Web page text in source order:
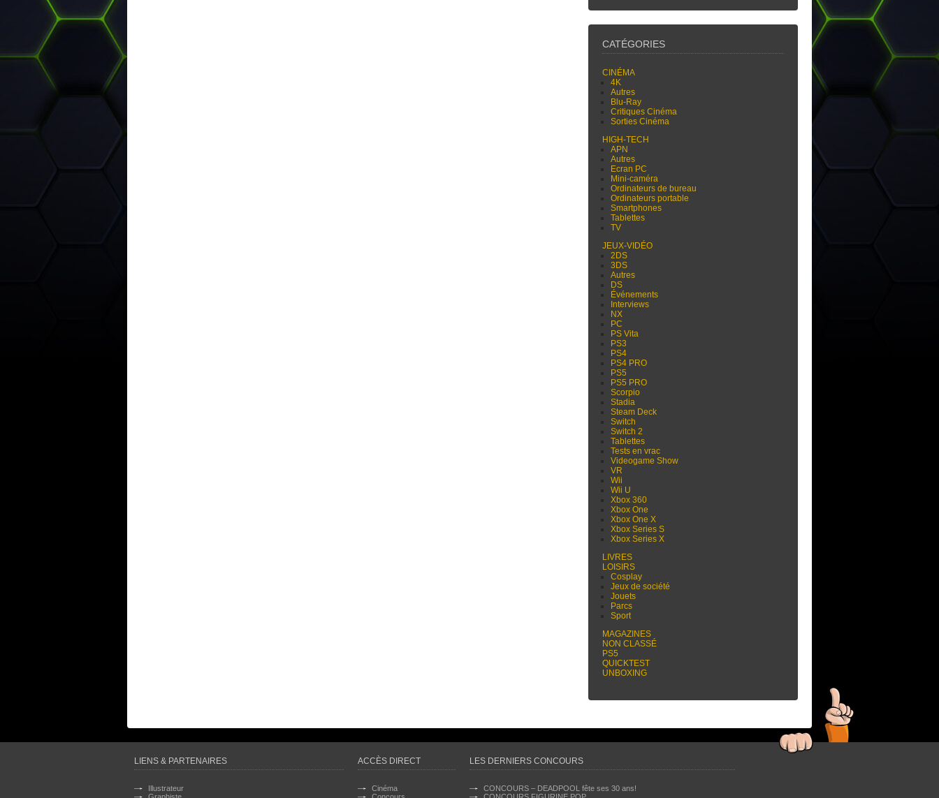
CATÉGORIES
CINÉMA
4K
Autres
Blu-Ray
Critiques Cinéma
Sorties Cinéma
HIGH-TECH
APN
Autres
Ecran PC
Mini-caméra
Ordinateurs de bureau
Ordinateurs portable
Smartphones
Tablettes
TV
JEUX-VIDÉO
2DS
3DS
Autres
DS
Événements
Interviews
NX
PC
PS Vita
PS3
PS4
PS4 PRO
PS5
PS5 PRO
Scorpio
Stadia
Steam Deck
Switch
Switch 2
Tablettes
Tests en vrac
Videogame Show
VR
Wii
Wii U
Xbox 360
Xbox One
Xbox One X
Xbox Series S
Xbox Series X
LIVRES
LOISIRS
Cosplay
Jeux de société
Jouets
Parcs
Sport
MAGAZINES
NON CLASSÉ
PS5
QUICKTEST
UNBOXING
LIENS & PARTENAIRES
Illustrateur
ACCÈS DIRECT
Cinéma
LES DERNIERS CONCOURS
CONCOURS – DEADPOOL fête ses 30 ans!